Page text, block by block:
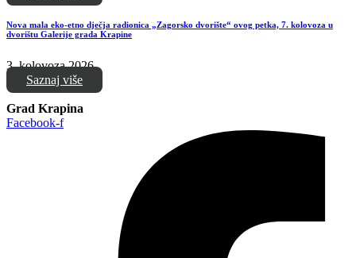
Nova mala eko-etno dječja radionica „Zagorsko dvorište“ ovog petka, 7. kolovoza u
dvorištu Galerije grada Krapine
3. kolovoza 2026.
Saznaj više
Grad Krapina
Facebook-f